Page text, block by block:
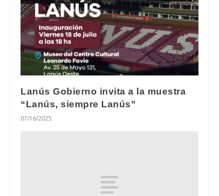
Lanús Gobierno invita a la muestra
“Lanús, siempre Lanús”
07/16/2025